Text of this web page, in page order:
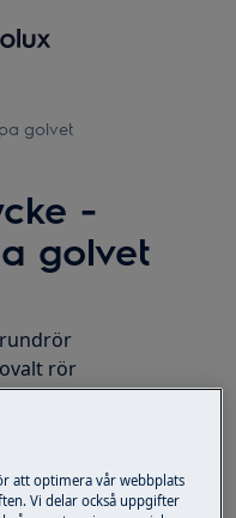
golvet
-
golvet
rör
golvet när jag
att optimera vår webbplats
Vi delar också uppgifter